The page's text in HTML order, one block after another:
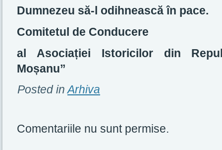
Dumnezeu să-l odihnească în pace.
Comitetul de Conducere
al Asociației Istoricilor din
Moșanu”
Posted in Arhiva
Comentariile nu sunt permise.